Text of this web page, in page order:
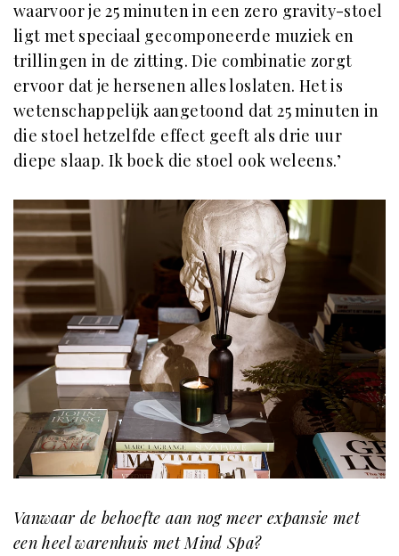
waarvoor je 25 minuten in een zero gravity-stoel
ligt met speciaal gecomponeerde muziek en
trillingen in de zitting. Die combinatie zorgt
ervoor dat je hersenen alles loslaten. Het is
wetenschappelijk aangetoond dat 25 minuten in
die stoel hetzelfde effect geeft als drie uur
diepe slaap. Ik boek die stoel ook weleens.’
Vanwaar de behoefte aan nog meer expansie met
een heel warenhuis met Mind Spa?